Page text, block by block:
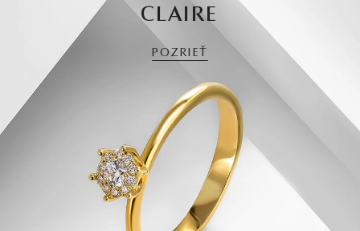
CLAIRE
POZRIEŤ